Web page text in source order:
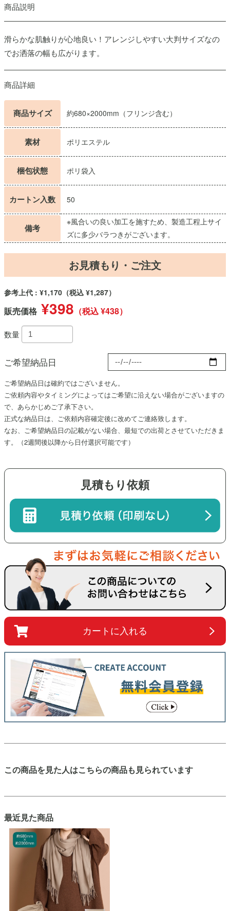
商品説明
滑らかな肌触りが心地良い！アレンジしやすい大判サイズなの
でお洒落の幅も広がります。
商品詳細
商品サイズ 約680×2000mm（フリンジ含む）
素材 ポリエステル
梱包状態 ポリ袋入
カートン入数 50
備考
※風合いの良い加工を施すため、製造工程上サイ
ズに多少バラつきがございます。
お見積もり・ご注文
参考上代 : ¥1,170 （税込 ¥1,287）
販売価格 ¥398 （税込 ¥438）
数量
ご希望納品日
ご希望納品日は確約ではございません。
ご依頼内容やタイミングによってはご希望に沿えない場合がございますの
で、あらかじめご了承下さい。
正式な納品日は、ご依頼内容確定後に改めてご連絡致します。
なお、ご希望納品日の記載がない場合、最短での出荷とさせていただきま
す。（2週間後以降から日付選択可能です）
見積もり依頼
カートに入れる
この商品を見た人はこちらの商品も見られています
最近見た商品